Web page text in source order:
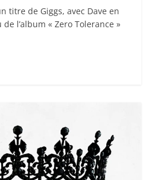
titre de Giggs, avec Dave en
l’album « Zero Tolerance »